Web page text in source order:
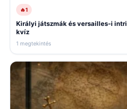
🔥1
Királyi játszmák és versailles-i
kvíz
1 megtekintés